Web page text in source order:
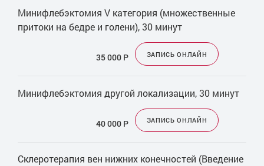
Минифлебэктомия V категория (множественные
притоки на бедре и голени), 30 минут
35 000 Р ЗАПИСЬ ОНЛАЙН
Минифлебэктомия другой локализации, 30 минут
40 000 Р ЗАПИСЬ ОНЛАЙН
Склеротерапия вен нижних конечностей (Введение